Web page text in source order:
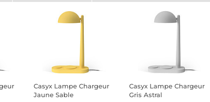
Casyx Lampe Chargeur
Jaune Sable
Casyx Lampe Chargeur
Gris Astral